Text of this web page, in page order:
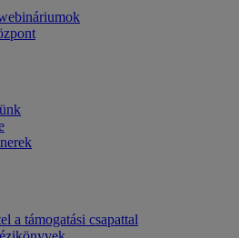
a támogatási csapattal